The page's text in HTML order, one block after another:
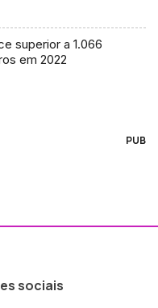
superior a 1.066
em 2022
PUB
sociais